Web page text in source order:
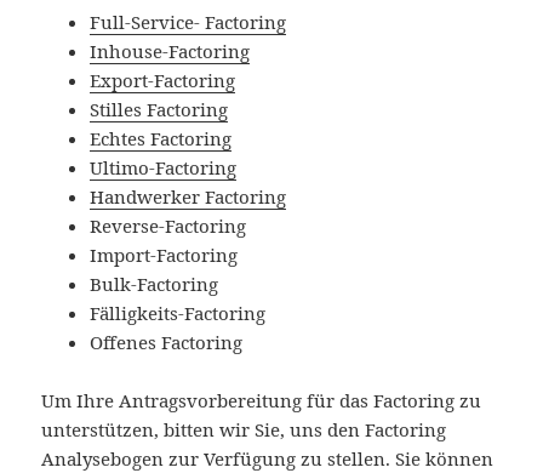
Full-Service- Factoring
Inhouse-Factoring
Export-Factoring
Stilles Factoring
Echtes Factoring
Ultimo-Factoring
Handwerker Factoring
Reverse-Factoring
Import-Factoring
Bulk-Factoring
Fälligkeits-Factoring
Offenes Factoring
Um Ihre Antragsvorbereitung für das Factoring zu
unterstützen, bitten wir Sie, uns den Factoring
Analysebogen zur Verfügung zu stellen. Sie können